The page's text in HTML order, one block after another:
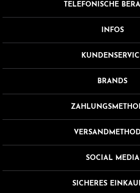
TELEFONISCHE
INFOS
BRANDS
SOCIAL MEDIA
SICHERES